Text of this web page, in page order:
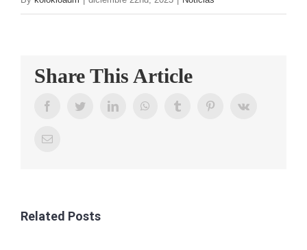
Share This Article
FacebookTwitterLinkedIn WhatsAppTumblr PinterestVk
Email
Related Posts